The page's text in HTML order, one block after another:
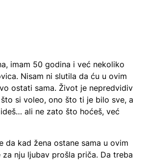
imam 50 godina i već nekoliko
Nisam ni slutila da ću u ovim
ostati sama. Život je nepredvidiv
si voleo, ono što ti je bilo sve, a
ali ne zato što hoćeš, već
da kad žena ostane sama u ovim
za nju ljubav prošla priča. Da treba